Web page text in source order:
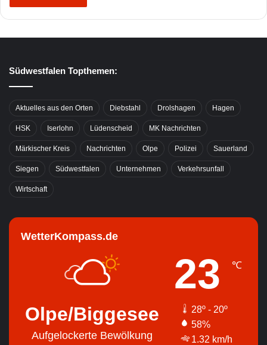
Südwestfalen Topthemen:
Aktuelles aus den Orten Diebstahl Drolshagen Hagen
HSK Iserlohn Lüdenscheid MK Nachrichten
Märkischer Kreis Nachrichten Olpe Polizei Sauerland
Siegen Südwestfalen Unternehmen Verkehrsunfall
Wirtschaft
WetterKompass.de
Olpe/Biggesee
Aufgelockerte Bewölkung
23 ℃
28º - 20º
58%
1.32 km/h